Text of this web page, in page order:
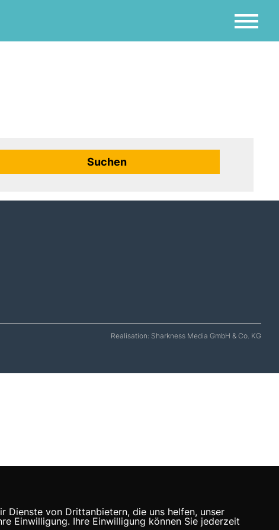
Realisation: Sharkness Media GmbH & Co. KG
Dienste von Drittanbietern, die uns helfen, unser
Einwilligung. Ihre Einwilligung können Sie jederzeit